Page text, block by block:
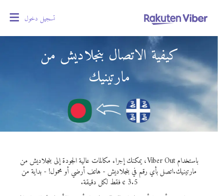
تسجيل دخول
كيفية الاتصال بنجلاديش من
مارتينيك
باستخدام Viber Out، يمكنك إجراء مكالمات عالية الجودة إلى بنجلاديش من
مارتينيك.اتصل بأي رقم في بنجلاديش - هاتف أرضي أو محمول! - بداية من
3.5 ¢ فقط لكل دقيقة.